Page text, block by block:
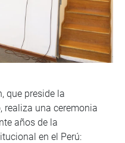
que preside la
realiza una ceremonia
años de la
en el Perú: